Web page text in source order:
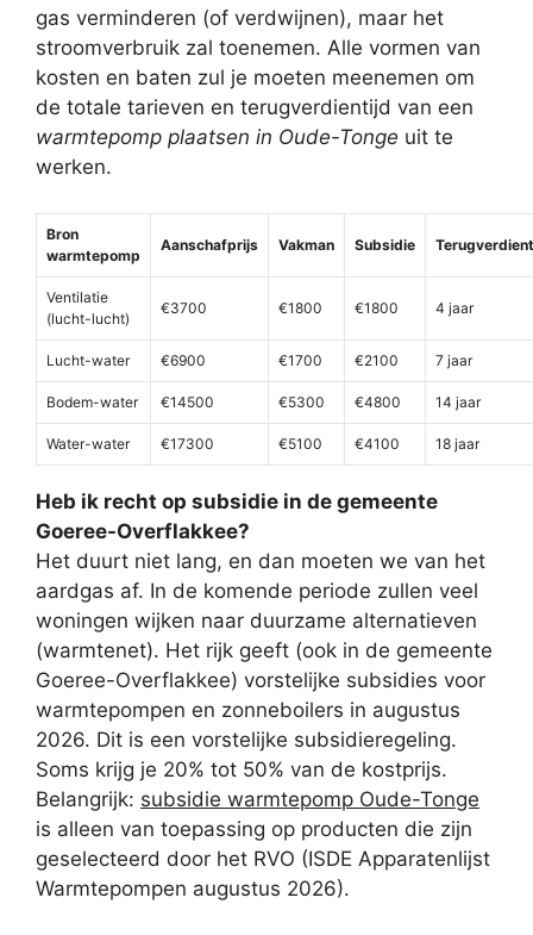
gas verminderen (of verdwijnen), maar het
stroomverbruik zal toenemen. Alle vormen van
kosten en baten zul je moeten meenemen om
de totale tarieven en terugverdientijd van een
warmtepomp plaatsen in Oude-Tonge uit te
werken.
Bron
warmtepomp
Aanschafprijs Vakman Subsidie
Ventilatie
(lucht-lucht)
€3700 €1800 €1800 4 jaar
Lucht-water €6900 €1700 €2100 7 jaar
Bodem-water €14500 €5300 €4800 14 jaar
Water-water €17300 €5100 €4100 18 jaar
Heb ik recht op subsidie in de gemeente
Goeree-Overflakkee?
Het duurt niet lang, en dan moeten we van het
aardgas af. In de komende periode zullen veel
woningen wijken naar duurzame alternatieven
(warmtenet). Het rijk geeft (ook in de gemeente
Goeree-Overflakkee) vorstelijke subsidies voor
warmtepompen en zonneboilers in augustus
2026. Dit is een vorstelijke subsidieregeling.
Soms krijg je 20% tot 50% van de kostprijs.
Belangrijk: subsidie warmtepomp Oude-Tonge
is alleen van toepassing op producten die zijn
geselecteerd door het RVO (ISDE Apparatenlijst
Warmtepompen augustus 2026).